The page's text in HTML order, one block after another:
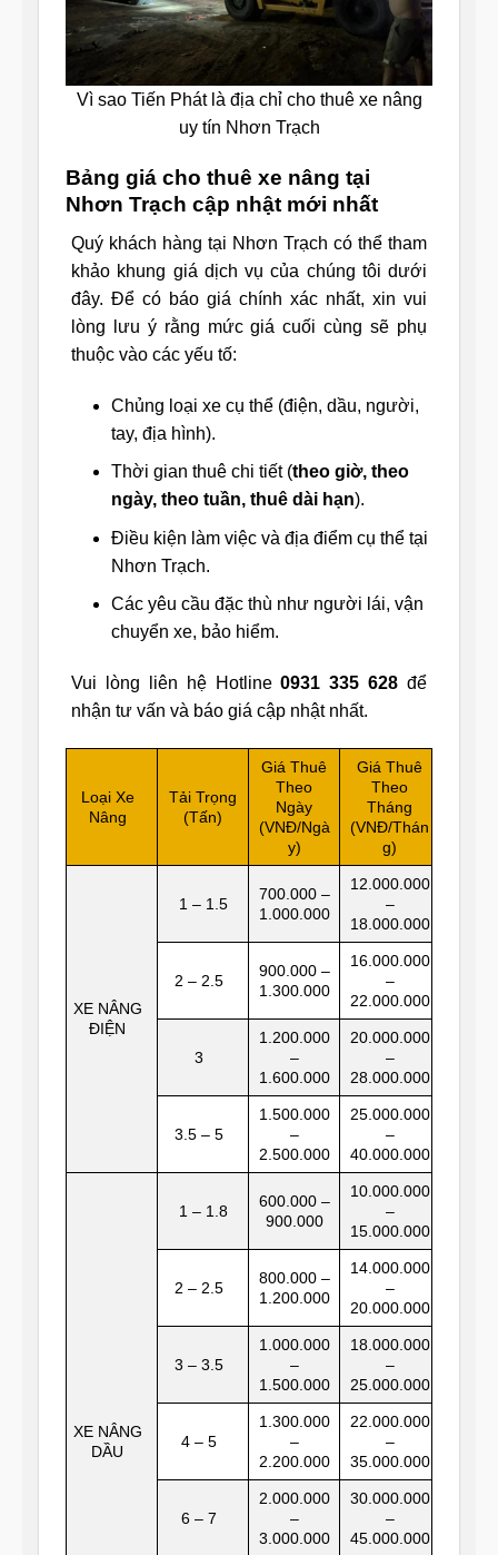
Vì sao Tiến Phát là địa chỉ cho thuê xe nâng
uy tín Nhơn Trạch
Bảng giá cho thuê xe nâng tại
Nhơn Trạch cập nhật mới nhất
Quý khách hàng tại Nhơn Trạch có thể tham
khảo khung giá dịch vụ của chúng tôi dưới
đây. Để có báo giá chính xác nhất, xin vui
lòng lưu ý rằng mức giá cuối cùng sẽ phụ
thuộc vào các yếu tố:
Chủng loại xe cụ thể (điện, dầu, người,
tay, địa hình).
Thời gian thuê chi tiết (theo giờ, theo
ngày, theo tuần, thuê dài hạn).
Điều kiện làm việc và địa điểm cụ thể tại
Nhơn Trạch.
Các yêu cầu đặc thù như người lái, vận
chuyển xe, bảo hiểm.
Vui lòng liên hệ Hotline0931 335 628 để
nhận tư vấn và báo giá cập nhật nhất.
Loại Xe
Nâng
Tải Trọng
(Tấn)
Giá Thuê
Theo
Ngày
(VNĐ/Ngà
y)
Giá Thuê
Theo
Tháng
(VNĐ/Thán
g)
XE NÂNG
ĐIỆN
1 – 1.5
700.000 –
1.000.000
12.000.000
–
18.000.000
2 – 2.5
900.000 –
1.300.000
16.000.000
–
22.000.000
3
1.200.000
–
1.600.000
20.000.000
–
28.000.000
3.5 – 5
1.500.000
–
2.500.000
25.000.000
–
40.000.000
XE NÂNG
DẦU
1 – 1.8
600.000 –
900.000
10.000.000
–
15.000.000
2 – 2.5
800.000 –
1.200.000
14.000.000
–
20.000.000
3 – 3.5
1.000.000
–
1.500.000
18.000.000
–
25.000.000
4 – 5
1.300.000
–
2.200.000
22.000.000
–
35.000.000
6 – 7
2.000.000
–
3.000.000
30.000.000
–
45.000.000